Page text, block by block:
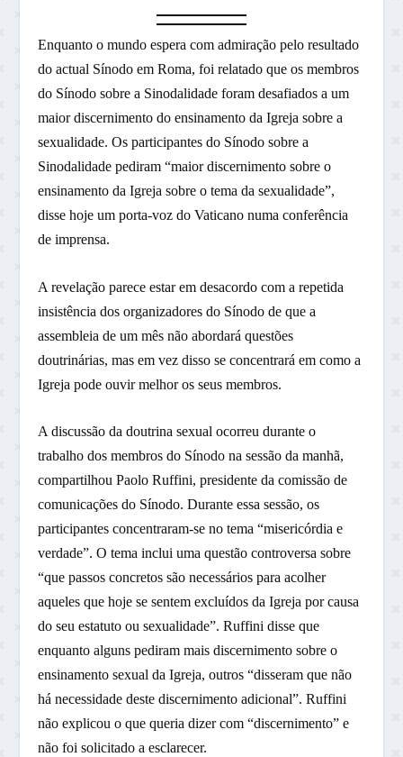
Enquanto o mundo espera com admiração pelo resultado
do actual Sínodo em Roma, foi relatado que os membros
do Sínodo sobre a Sinodalidade foram desafiados a um
maior discernimento do ensinamento da Igreja sobre a
sexualidade. Os participantes do Sínodo sobre a
Sinodalidade pediram “maior discernimento sobre o
ensinamento da Igreja sobre o tema da sexualidade”,
disse hoje um porta-voz do Vaticano numa conferência
de imprensa.
A revelação parece estar em desacordo com a repetida
insistência dos organizadores do Sínodo de que a
assembleia de um mês não abordará questões
doutrinárias, mas em vez disso se concentrará em como a
Igreja pode ouvir melhor os seus membros.
A discussão da doutrina sexual ocorreu durante o
trabalho dos membros do Sínodo na sessão da manhã,
compartilhou Paolo Ruffini, presidente da comissão de
comunicações do Sínodo. Durante essa sessão, os
participantes concentraram-se no tema “misericórdia e
verdade”. O tema inclui uma questão controversa sobre
“que passos concretos são necessários para acolher
aqueles que hoje se sentem excluídos da Igreja por causa
do seu estatuto ou sexualidade”. Ruffini disse que
enquanto alguns pediram mais discernimento sobre o
ensinamento sexual da Igreja, outros “disseram que não
há necessidade deste discernimento adicional”. Ruffini
não explicou o que queria dizer com “discernimento” e
não foi solicitado a esclarecer.